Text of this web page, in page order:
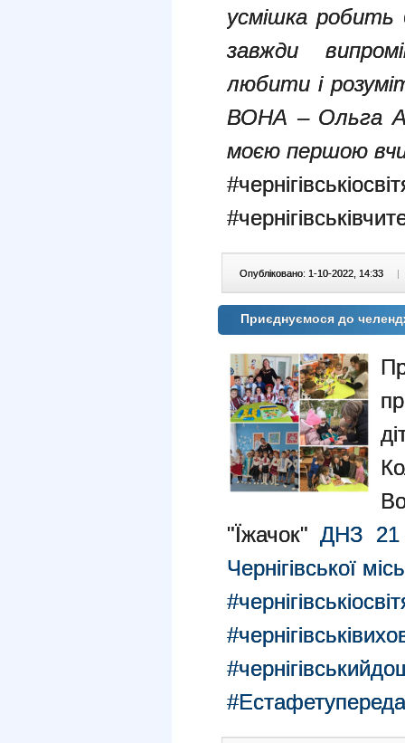
усмішка робить
завжди
любити і
ВОНА – Ольга
моєю першою
Опубліковано: 1-10-2022, 14:33 |
Приєднуємося до
"Їжачок"ДНЗ 21
Чернігівської